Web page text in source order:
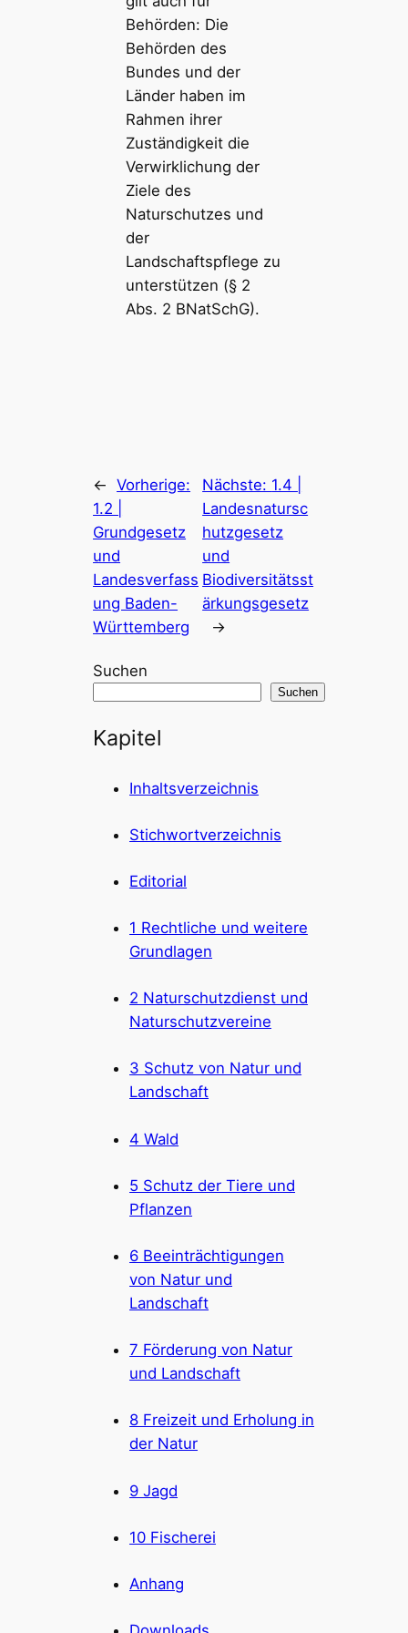
Behörden: Die
Behörden des
Bundes und der
Länder haben im
Rahmen ihrer
Zuständigkeit die
Verwirklichung der
Ziele des
Naturschutzes und
der
Landschaftspflege zu
unterstützen (§ 2
Abs. 2 BNatSchG).
←
Vorherige:
1.2 |
Grundgesetz
und
Landesverfass
ung Baden-
Württemberg
Nächste: 1.4 |
Landesnatursc
hutzgesetz
und
Biodiversitätsst
ärkungsgesetz
→
Suchen
Suchen
Kapitel
Inhaltsverzeichnis
Stichwortverzeichnis
Editorial
1 Rechtliche und weitere
Grundlagen
2 Naturschutzdienst und
Naturschutzvereine
3 Schutz von Natur und
Landschaft
4 Wald
5 Schutz der Tiere und
Pflanzen
6 Beeinträchtigungen
von Natur und
Landschaft
7 Förderung von Natur
und Landschaft
8 Freizeit und Erholung in
der Natur
9 Jagd
10 Fischerei
Anhang